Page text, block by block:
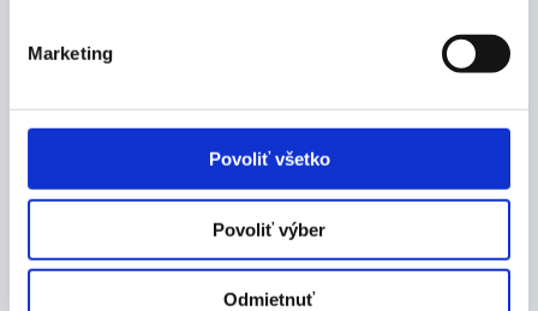
Marketing
Povoliť všetko
Povoliť výber
Odmietnuť
10 cm x 20 m
Výrobca